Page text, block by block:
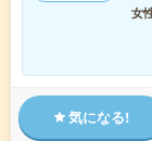
女
気になる!